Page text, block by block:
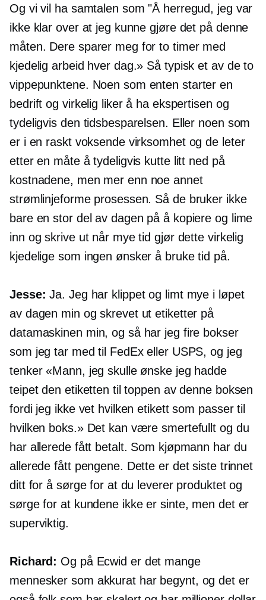
Og vi vil ha samtalen som "Å herregud, jeg var
ikke klar over at jeg kunne gjøre det på denne
måten. Dere sparer meg for to timer med
kjedelig arbeid hver dag.» Så typisk et av de to
vippepunktene. Noen som enten starter en
bedrift og virkelig liker å ha ekspertisen og
tydeligvis den tidsbesparelsen. Eller noen som
er i en raskt voksende virksomhet og de leter
etter en måte å tydeligvis kutte litt ned på
kostnadene, men mer enn noe annet
strømlinjeforme prosessen. Så de bruker ikke
bare en stor del av dagen på å kopiere og lime
inn og skrive ut når mye tid gjør dette virkelig
kjedelige som ingen ønsker å bruke tid på.
Jesse: Ja. Jeg har klippet og limt mye i løpet
av dagen min og skrevet ut etiketter på
datamaskinen min, og så har jeg fire bokser
som jeg tar med til FedEx eller USPS, og jeg
tenker «Mann, jeg skulle ønske jeg hadde
teipet den etiketten til toppen av denne boksen
fordi jeg ikke vet hvilken etikett som passer til
hvilken boks.» Det kan være smertefullt og du
har allerede fått betalt. Som kjøpmann har du
allerede fått pengene. Dette er det siste trinnet
ditt for å sørge for at du leverer produktet og
sørge for at kundene ikke er sinte, men det er
superviktig.
Richard: Og på Ecwid er det mange
mennesker som akkurat har begynt, og det er